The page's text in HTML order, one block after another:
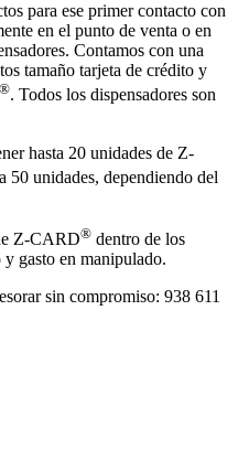
para ese primer contacto con
en el punto de venta o en
Contamos con una
tamaño tarjeta de crédito y
®. Todos los dispensadores son
hasta 20 unidades de Z-
50 unidades, dependiendo del
Z-CARD® dentro de los
y gasto en manipulado.
sin compromiso: 938 611